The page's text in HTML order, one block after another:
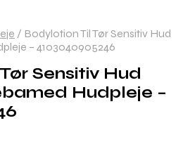
/ Bodylotion Til Tør Sensitiv Hud
– 4103040905246
Sensitiv Hud
Hudpleje –